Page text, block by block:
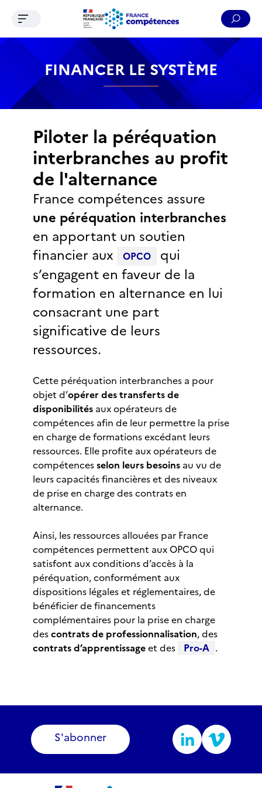
Contenu Recherche Menu Pied de page
Ouvrir le menu de navigation
FINANCER LE SYSTÈME
Piloter la péréquation
interbranches au profit
de l'alternance
France compétences assure
une péréquation interbranches
en apportant un soutien
financier aux
OPCO
qui
s’engagent en faveur de la
formation en alternance en lui
consacrant une part
significative de leurs
ressources.
Cette péréquation interbranches a pour
objet d’opérer des transferts de
disponibilités aux opérateurs de
compétences afin de leur permettre la prise
en charge de formations excédant leurs
ressources. Elle profite aux opérateurs de
compétencesselon leurs besoins au vu de
leurs capacités financières et des niveaux
de prise en charge des contrats en
alternance.
Ainsi, les ressources allouées par France
compétences permettent aux OPCO qui
satisfont aux conditions d’accès à la
péréquation, conformément aux
dispositions légales et réglementaires, de
bénéficier de financements
complémentaires pour la prise en charge
descontrats de professionnalisation, des
contrats d’apprentissageet des Pro-A .
S'abonner